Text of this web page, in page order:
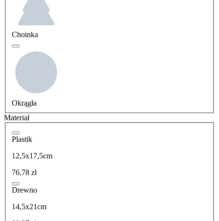
Choinka
Okrągła
Materiał
Plastik
12,5x17,5cm
76,78 zł
Drewno
14,5x21cm